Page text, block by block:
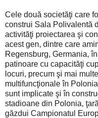
Cele două societăţi care
construi Sala Polivalentă
activităţi proiectarea şi
acest gen, dintre care
Regensburg, Germania,
patinoare cu capacităţi
locuri, precum şi mai
multifuncţionale în
sunt implicate şi în
stadioane din Polonia,
găzdui Campionatul